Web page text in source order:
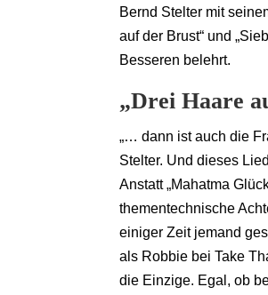
Bernd Stelter mit
auf der Brust“ und
Besseren belehrt.
„Drei Haare
„… dann ist auch die
Stelter. Und dieses
Anstatt „Mahatma
thementechnische
einiger Zeit jemand
als Robbie bei Take
die Einzige. Egal, ob